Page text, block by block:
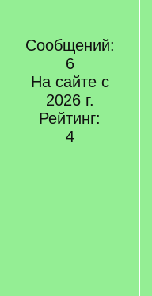
Сообщений:
6
На сайте с
2026 г.
Рейтинг:
4